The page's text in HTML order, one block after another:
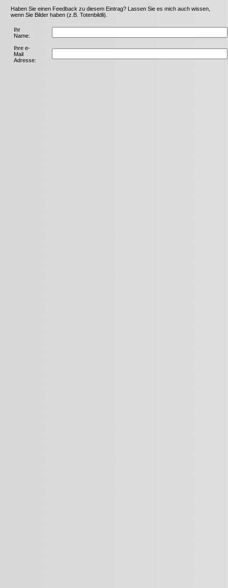
Haben Sie einen Feedback zu diesem Eintrag? Lassen Sie es mich auch wissen,
wenn Sie Bilder haben (z.B. Totenbildli).
Ihr
Name:
Ihre e-
Mail
Adresse: